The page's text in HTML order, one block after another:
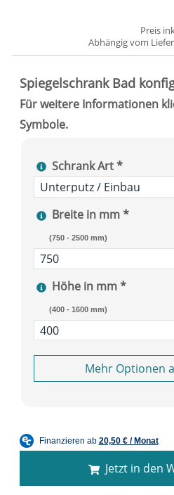
Preis
Abhängig vom
Schrank Art *
Breite in mm *
(750 - 2500 mm)
Höhe in mm *
(400 - 1600 mm)
Optionen
Jetzt in den